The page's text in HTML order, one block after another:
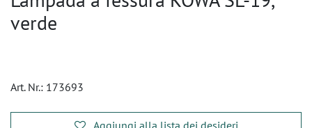
verde
Art. Nr.: 173693
Aggiungi alla lista dei desideri